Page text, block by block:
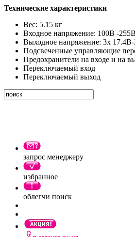
Технические характеристики
Вес: 5.15 кг
Входное напряжение: 100В -
Выходное напряжение: 3х
Подсвеченные управляющие
Предохранители на входе и на
Переключаемый вход
Переключаемый выход
запрос менеджеру
избранное
облегчи поиск